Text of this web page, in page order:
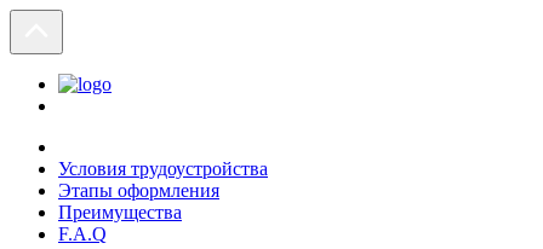
Условия трудоустройства
Этапы оформления
Преимущества
F.A.Q